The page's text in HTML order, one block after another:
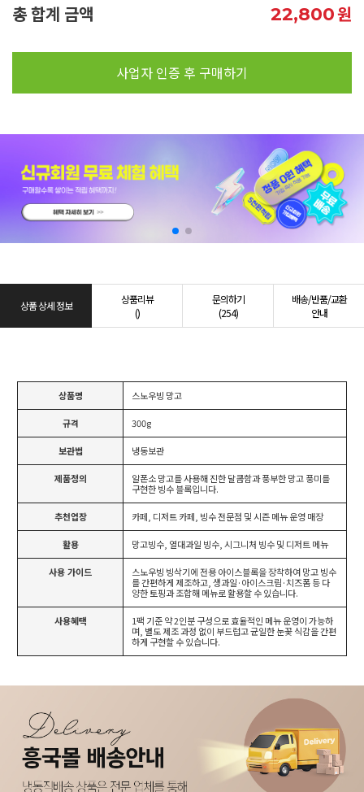
총 합계 금액 22,800원
사업자 인증 후 구매하기
상품 상세 정보
상품리뷰
()
문의하기
(254)
배송/반품/교환
안내
상품명 스노우빙 망고
규격 300g
보관법 냉동보관
제품정의
알폰소 망고를 사용해 진한 달콤함과 풍부한 망고 풍미를
구현한 빙수 블록입니다.
추천업장 카페, 디저트 카페, 빙수 전문점 및 시즌 메뉴 운영 매장
활용 망고빙수, 열대과일 빙수, 시그니처 빙수 및 디저트 메뉴
사용 가이드
스노우빙 빙삭기에 전용 아이스블록을 장착하여 망고 빙수
를 간편하게 제조하고, 생과일·아이스크림·치즈폼 등 다
양한 토핑과 조합해 메뉴로 활용할 수 있습니다.
사용혜택
1팩 기준 약 2인분 구성으로 효율적인 메뉴 운영이 가능하
며, 별도 제조 과정 없이 부드럽고 균일한 눈꽃 식감을 간편
하게 구현할 수 있습니다.